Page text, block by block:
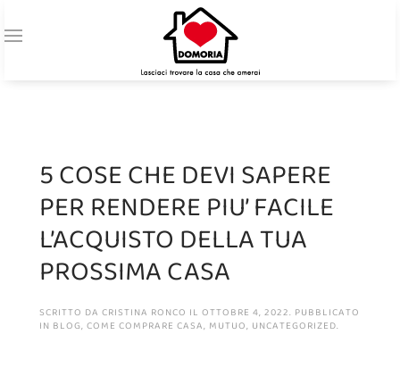
5 COSE CHE DEVI SAPERE
PER RENDERE PIU’ FACILE
L’ACQUISTO DELLA TUA
PROSSIMA CASA
SCRITTO DACRISTINA RONCO ILOTTOBRE 4, 2022. PUBBLICATO
IN BLOG,COME COMPRARE CASA, MUTUO, UNCATEGORIZED.